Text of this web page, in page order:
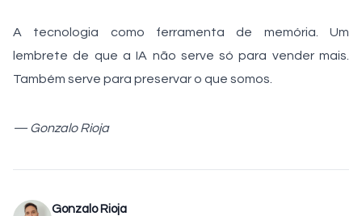
A tecnologia como ferramenta de memória. Um
lembrete de que a IA não serve só para vender mais.
Também serve para preservar o que somos.
— Gonzalo Rioja
Gonzalo Rioja